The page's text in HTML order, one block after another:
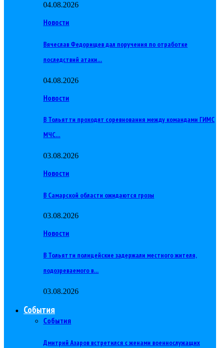
04.08.2026
Новости
Вячеслав Федорищев дал поручения по отработке
последствий атаки…
04.08.2026
Новости
В Тольятти проходят соревнования между командами ГИМС
МЧС…
03.08.2026
Новости
В Самарской области ожидаются грозы
03.08.2026
Новости
В Тольятти полицейские задержали местного жителя,
подозреваемого в…
03.08.2026
События
События
Дмитрий Азаров встретился с женами военнослужащих